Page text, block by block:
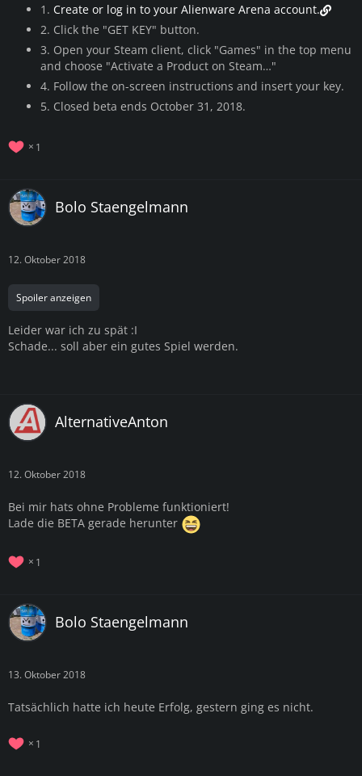
1. Create or log in to your Alienware Arena account.
2. Click the "GET KEY" button.
3. Open your Steam client, click "Games" in the top menu
and choose "Activate a Product on Steam…"
4. Follow the on-screen instructions and insert your key.
5. Closed beta ends October 31, 2018.
1
Bolo Staengelmann
12. Oktober 2018
Spoiler anzeigen
Leider war ich zu spät :I
Schade... soll aber ein gutes Spiel werden.
AlternativeAnton
12. Oktober 2018
Bei mir hats ohne Probleme funktioniert!
Lade die BETA gerade herunter
1
Bolo Staengelmann
13. Oktober 2018
Tatsächlich hatte ich heute Erfolg, gestern ging es nicht.
1